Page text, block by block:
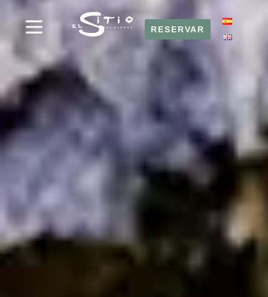
RESERVAR
RESERVAR